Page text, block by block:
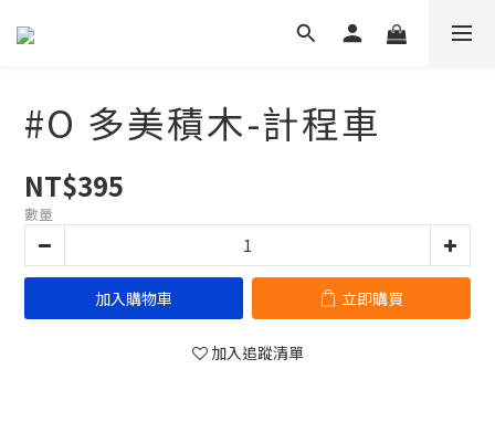
#O 多美積木-計程車
NT$395
數量
加入購物車 立即購買
加入追蹤清單